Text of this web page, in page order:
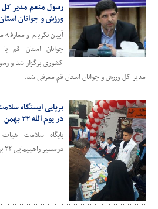
رسول منعم مدیر کل
ورزش و جوانان
آیین تکریم و
جوانان استان قم
کشوری برگزار شد و
مدیر کل ورزش و جوانان استان قم معرفی شد.
برپایی ایستگاه
در یوم الله ۲۲ بهمن
پایگاه سلامت
درمسیر راهپیمایی ۲۲ بهمن برپا شد.